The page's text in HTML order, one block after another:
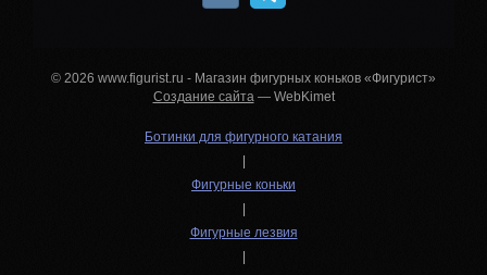
© 2026 www.figurist.ru - Магазин фигурных коньков «Фигурист»
Создание сайта— WebKimet
Ботинки для фигурного катания
Фигурные коньки
Фигурные лезвия